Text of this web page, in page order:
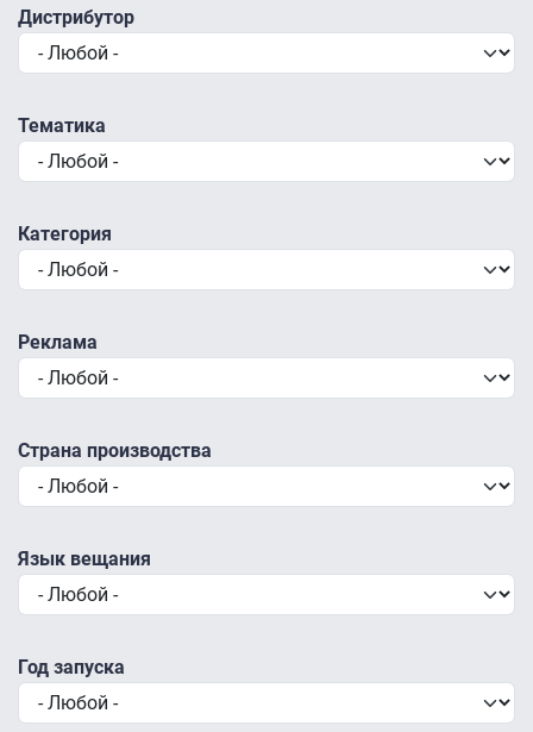
Дистрибутор
Тематика
Категория
Реклама
Страна производства
Язык вещания
Год запуска